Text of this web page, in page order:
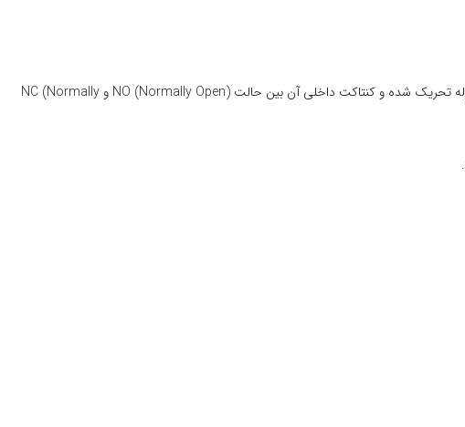
این ماژول دارای دو ورودی کنترلی (IN1 و IN2) است که هرکدام یک رله را فعال یا غیرفعال می‌کنند. با اعمال سیگنال دیجیتال از میکروکنترلر، بوبین رله تحریک شده و کنتاکت داخلی آن بین حالت NO (Normally Open) و NC (Normally